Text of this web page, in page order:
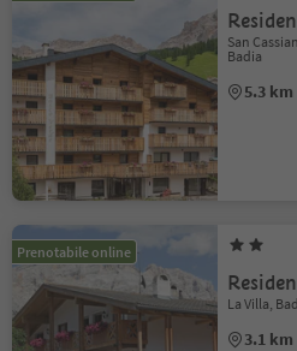
San
Badia
5.3 km
Prenotabile online
La Villa,
3.1 km